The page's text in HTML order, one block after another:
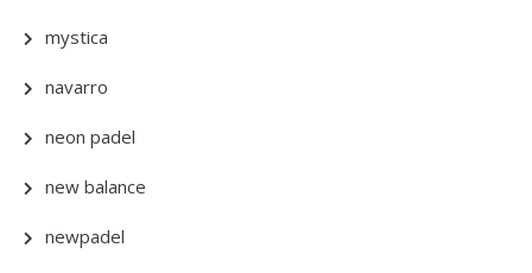
mystica
navarro
neon padel
new balance
newpadel